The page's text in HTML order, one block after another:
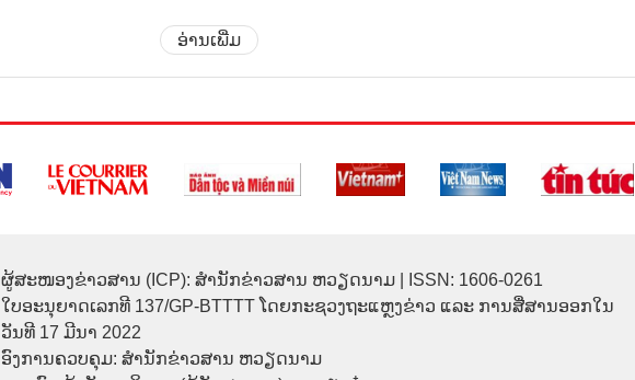
ອ່ານເພີ່ມ
ຜູ້ສະໜອງຂ່າວສານ (ICP): ສຳນັກຂ່າວສານ ຫວຽດນາມ | ISSN: 1606-0261
ໃບອະນຸຍາດເລກທີ 137/GP-BTTTT ໂດຍກະຊວງຖະແຫຼງຂ່າວ ແລະ ການສື່ສານອອກໃນ
ວັນທີ 17 ມີນາ 2022
ອົງການຄວບຄຸມ: ສຳນັກຂ່າວສານ ຫວຽດນາມ